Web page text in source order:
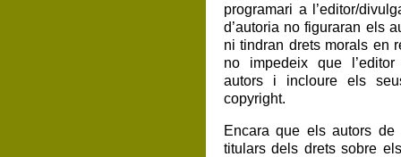
programari a l’editor/
d’autoria no figuraran els
ni tindran drets morals en
no impedeix que
autors i incloure els
copyright.
Encara que els autors
titulars dels drets sobre